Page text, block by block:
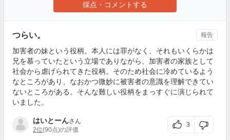
採点・コメントする
つらい。
加害者の妹という役柄。本人には罪がなく、それもいくらかは
兄を慕っていたという立場でありながら、加害者の家族として
社会から虐げられてきた役柄。そのため社会に冷めているよう
なところがあり、なおかつ微妙に被害者の意識を理解できてい
ないところがある。そんな難しい役柄をまっすぐに演じられて
いました。
はいとーんさん
2位(90点)の評価
3
報告